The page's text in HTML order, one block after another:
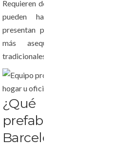
Requieren de poco tiempo de
pueden hacerse a medida.
presentan precios competitivos y
más asequibles que las
tradicionales.
¿Qué
prefabricadas
Barcelona